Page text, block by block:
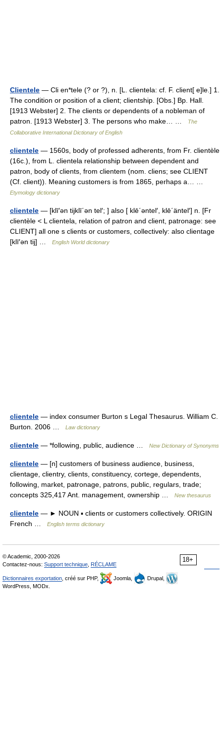
Clientele — Cli en*tele (? or ?), n. [L. clientela: cf. F. client[ e]le.] 1.
The condition or position of a client; clientship. [Obs.] Bp. Hall.
[1913 Webster] 2. The clients or dependents of a nobleman of
patron. [1913 Webster] 3. The persons who make… …
The
Collaborative International Dictionary of English
clientele — 1560s, body of professed adherents, from Fr. clientèle
(16c.), from L. clientela relationship between dependent and
patron, body of clients, from clientem (nom. cliens; see CLIENT
(Cf. client)). Meaning customers is from 1865, perhaps a… …
Etymology dictionary
clientele — [klī′ən tijklī΄ən tel′; ] also [ klē΄əntel′, klē΄äntel′] n. [Fr
clientèle < L clientela, relation of patron and client, patronage: see
CLIENT] all one s clients or customers, collectively: also clientage
[klī′ən tij] …
English World dictionary
clientele — index consumer Burton s Legal Thesaurus. William C.
Burton. 2006 …
Law dictionary
clientele — *following, public, audience … New Dictionary of Synonyms
clientele — [n] customers of business audience, business,
clientage, clientry, clients, constituency, cortege, dependents,
following, market, patronage, patrons, public, regulars, trade;
concepts 325,417 Ant. management, ownership …
New thesaurus
clientele — ► NOUN ▪ clients or customers collectively. ORIGIN
French …
English terms dictionary
18+
© Academic, 2000-2026
Contactez-nous: Support technique RÉCLAME
Dictionnaires exportation , créé sur PHP, Joomla,
Drupal,
WordPress, MODx.